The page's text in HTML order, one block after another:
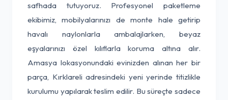
safhada tutuyoruz. Profesyonel paketleme
ekibimiz, mobilyalarınızı de monte hale getirip
havalı naylonlarla ambalajlarken, beyaz
eşyalarınızı özel kılıflarla koruma altına alır.
Amasya lokasyonundaki evinizden alınan her bir
parça, Kırklareli adresindeki yeni yerinde titizlikle
kurulumu yapılarak teslim edilir. Bu süreçte sadece